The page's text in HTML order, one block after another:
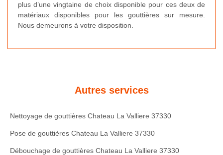
plus d’une vingtaine de choix disponible pour ces deux de
matériaux disponibles pour les gouttières sur mesure.
Nous demeurons à votre disposition.
Autres services
Nettoyage de gouttières Chateau La Valliere 37330
Pose de gouttières Chateau La Valliere 37330
Débouchage de gouttières Chateau La Valliere 37330